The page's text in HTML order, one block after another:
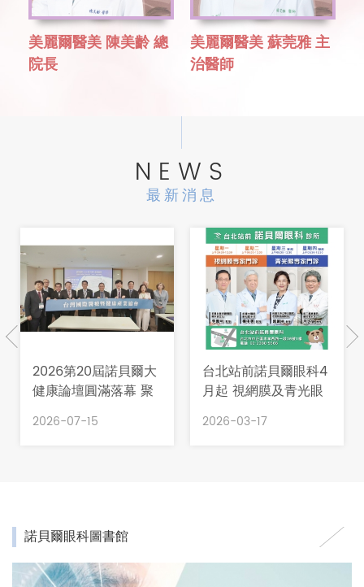
美麗爾醫美 陳美齡 總
院長
美麗爾醫美 蘇莞雅 主
治醫師
NEWS
最新消息
2026第20屆諾貝爾大
健康論壇圓滿落幕 聚
圖 從專科優勢邁向大
2026-07-15
台北站前諾貝爾眼科4
月起 視網膜及青光眼
2026-03-17
諾貝爾眼科圖書館